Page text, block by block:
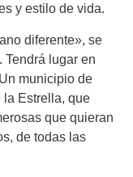
y estilo de vida.
diferente», se
Tendrá lugar en
municipio de
la Estrella, que
que quieran
de todas las